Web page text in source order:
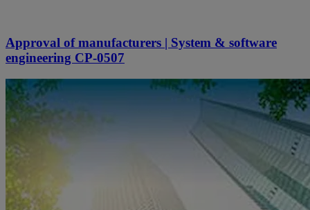
Approval of manufacturers | System & software
engineering CP-0507